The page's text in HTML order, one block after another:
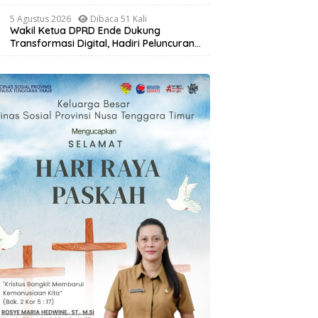
Masyarakat Lewat Pelatihan Pengolahan
Hasil Alam di Desa Sisir
5 Agustus 2026 Dibaca 51 Kali
Wakil Ketua DPRD Ende Dukung
Transformasi Digital, Hadiri Peluncuran
ELiA dan Implementasi SRIKANDI